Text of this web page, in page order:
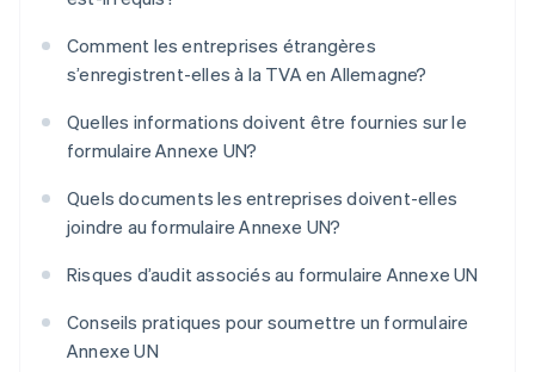
Comment les entreprises étrangères
s’enregistrent-elles à la TVA en Allemagne?
Quelles informations doivent être fournies sur le
formulaire Annexe UN?
Quels documents les entreprises doivent-elles
joindre au formulaire Annexe UN?
Risques d’audit associés au formulaire Annexe UN
Conseils pratiques pour soumettre un formulaire
Annexe UN